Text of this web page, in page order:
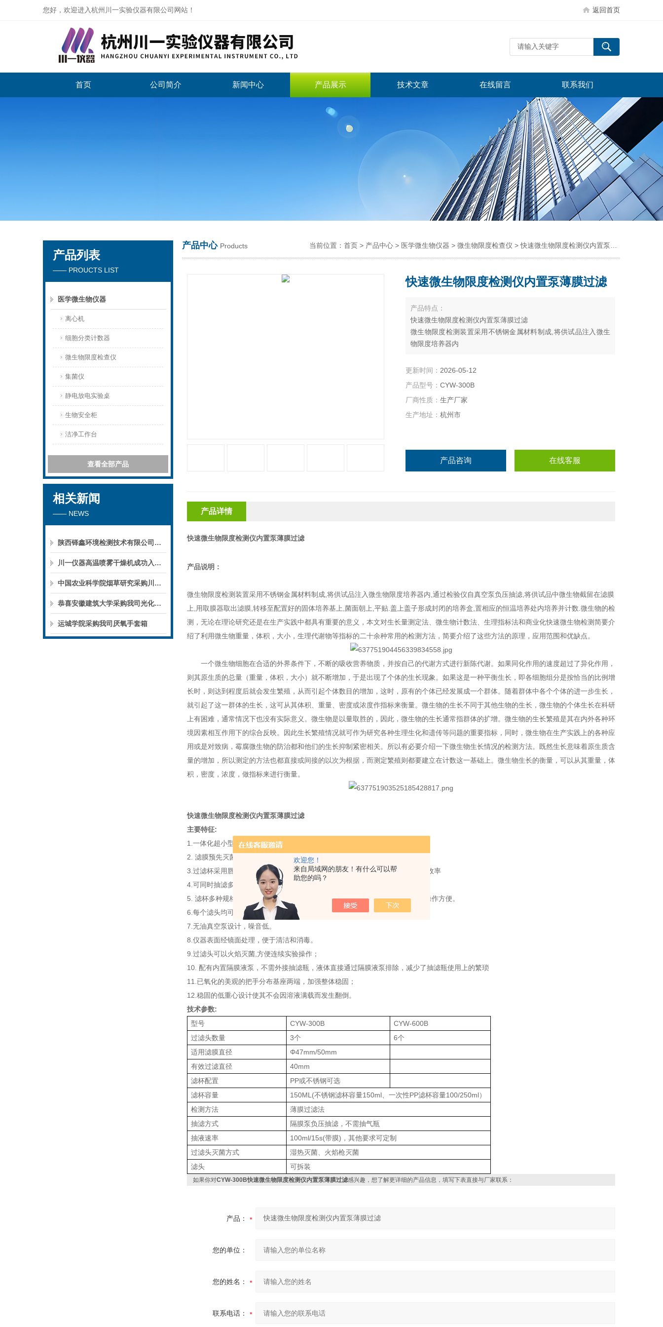
欢迎您！
来自局域网的朋友！有什么可以帮
助您的吗？
您好，欢迎进入杭州川一实验仪器有限公司网站！ 返回首页
杭州川一实验仪器有限公司
首页 公司简介 新闻中心 产品展示 技术文章 在线留言 联系我们
产品列表
—— PROUCTS LIST
医学微生物仪器
离心机
细胞分类计数器
微生物限度检查仪
集菌仪
静电放电实验桌
生物安全柜
洁净工作台
查看全部产品
相关新闻
—— NEWS
陕西铎鑫环境检测技术有限公司采购我司全自动液液萃取仪
川一仪器高温喷雾干燥机成功入驻鄱阳职业学院，助力职业教育实训平台升级
中国农业科学院烟草研究采购川一仪器喷雾干燥机
恭喜安徽建筑大学采购我司光化学反应仪
运城学院采购我司厌氧手套箱
产品中心 Products 当前位置： 首页 > 产品中心 > 医学微生物仪器 > 微生物限度检查仪 > 快速微生物限度检测仪内置泵薄膜过滤
快速微生物限度检测仪内置泵薄膜过滤
产品特点：
快速微生物限度检测仪内置泵薄膜过滤
微生物限度检测装置采用不锈钢金属材料制成,将供试品注入微生
物限度培养器内
更新时间： 2026-05-12
产品型号： CYW-300B
厂商性质： 生产厂家
生产地址： 杭州市
产品咨询 在线客服
产品详情
快速微生物限度检测仪内置泵薄膜过滤
产品说明：
微生物限度检测装置采用不锈钢金属材料制成 ,将供试品注入微生物限度培养器内,通过检验仪自真空泵负压抽滤,将供试品中微生物截留在滤膜
上,用取膜器取出滤膜,转移至配置好的固体培养基上,菌面朝上,平贴.盖上盖子形成封闭的培养盒,置相应的恒温培养处内培养并计数. 微生物的检
测，无论在理论研究还是在生产实践中都具有重要的意义，本文对生长量测定法、微生物计数法、生理指标法和商业化快速微生物检测简要介
绍了利用微生物重量，体积，大小，生理代谢物等指标的二十余种常用的检测方法，简要介绍了这些方法的原理，应用范围和优缺点。
一个微生物细胞在合适的外界条件下，不断的吸收营养物质，并按自己的代谢方式进行新陈代谢。如果同化作用的速度超过了异化作用，
则其原生质的总量（重量，体积，大小）就不断增加，于是出现了个体的生长现象。如果这是一种平衡生长，即各细胞组分是按恰当的比例增
长时，则达到程度后就会发生繁殖，从而引起个体数目的增加，这时，原有的个体已经发展成一个群体。随着群体中各个个体的进一步生长，
就引起了这一群体的生长，这可从其体积、重量、密度或浓度作指标来衡量。微生物的生长不同于其他生物的生长，微生物的个体生长在科研
上有困难，通常情况下也没有实际意义。微生物是以量取胜的，因此，微生物的生长通常指群体的扩增。微生物的生长繁殖是其在内外各种环
境因素相互作用下的综合反映。因此生长繁殖情况就可作为研究各种生理生化和遗传等问题的重要指标，同时，微生物在生产实践上的各种应
用或是对致病，霉腐微生物的防治都和他们的生长抑制紧密相关。所以有必要介绍一下微生物生长情况的检测方法。既然生长意味着原生质含
量的增加，所以测定的方法也都直接或间接的以次为根据，而测定繁殖则都要建立在计数这一基础上。微生物生长的衡量，可以从其重量，体
积，密度，浓度，做指标来进行衡量。
快速微生物限度检测仪内置泵薄膜过滤
主要特征:
1.一体化超小型设计，减小了对层流台操作空间的占用。
2. 滤膜预先灭菌
,即拆即用,降低污染源。
3 过滤杯采用唇形密封设计,不使用夹钳和 O 型圈,无泄漏操作和均匀的微生物回收率
4.可同时抽滤多张滤膜。
5. 滤杯多种规格可选，有一次性PP滤杯，反复使用的玻璃滤杯和不锈钢滤杯，操作方便。
6.每个滤头均可单孔单控制，方便操作人员灵活使用。
7.无油真空泵设计，噪音低。
8.仪器表面经镜面处理，便于清洁和消毒。
9.过滤头可以火焰灭菌,方便连续实验操作；
10. 配有内置隔膜液泵，不需外接抽滤瓶，液体直接通过隔膜液泵排除，减少了抽滤瓶使用上的繁琐
11.已氧化的美观的把手分布基座两端，加强整体稳固；
12.稳固的低重心设计使其不会因溶液满载而发生翻倒。
技术参数:
型号
CYW-300B CYW-600B
过滤头数量
3个
6个
适用滤膜直径
Φ47mm/50mm
有效过滤直径
40mm
滤杯配置
PP或不锈钢可选
滤杯容量
150ML(不锈钢滤杯容量150ml、一次性PP滤杯容量100/250ml）
检测方法
薄膜过滤法
抽滤方式
隔膜泵负压抽滤，不需抽气瓶
抽液速率
100ml/15s(带膜) ， 其他要求可定制
过滤头灭菌方式
湿热灭菌、火焰枪灭菌
滤头
可拆装
如果你对CYW-300B快速微生物限度检测仪内置泵薄膜过滤感兴趣，想了解更详细的产品信息，填写下表直接与厂家联系：
产品：
您的单位：
您的姓名：
联系电话：